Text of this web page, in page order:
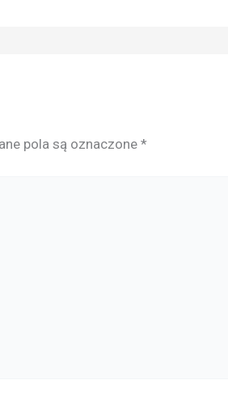
pola są oznaczone *